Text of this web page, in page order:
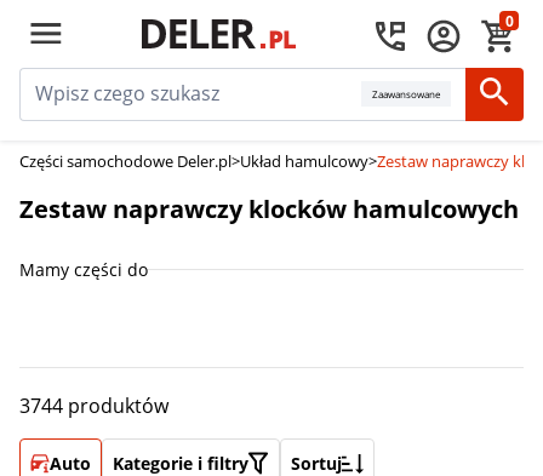
0
Zaawansowane
Części samochodowe Deler.pl>Układ hamulcowy>Zestaw naprawczy
Zestaw naprawczy klocków hamulcowych
Mamy części do
3744 produktów
Auto Kategorie i filtry Sortuj